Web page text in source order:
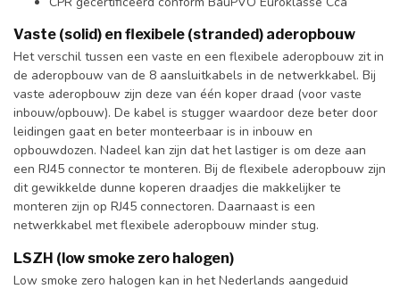
Vaste (solid) en flexibele (stranded) aderopbouw
Het verschil tussen een vaste en een flexibele aderopbouw zit in
de aderopbouw van de 8 aansluitkabels in de netwerkkabel. Bij
vaste aderopbouw zijn deze van één koper draad (voor vaste
inbouw/opbouw). De kabel is stugger waardoor deze beter door
leidingen gaat en beter monteerbaar is in inbouw en
opbouwdozen. Nadeel kan zijn dat het lastiger is om deze aan
een RJ45 connector te monteren. Bij de flexibele aderopbouw zijn
dit gewikkelde dunne koperen draadjes die makkelijker te
monteren zijn op RJ45 connectoren. Daarnaast is een
netwerkkabel met flexibele aderopbouw minder stug.
LSZH (low smoke zero halogen)
Low smoke zero halogen kan in het Nederlands aangeduid